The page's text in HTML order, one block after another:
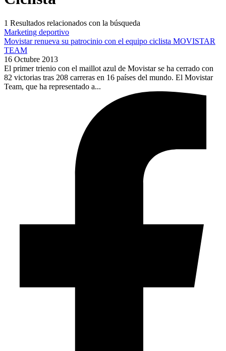
1 Resultados relacionados con la búsqueda
Marketing deportivo
Movistar renueva su patrocinio con el equipo ciclista MOVISTAR
TEAM
16 Octubre 2013
El primer trienio con el maillot azul de Movistar se ha cerrado con
82 victorias tras 208 carreras en 16 países del mundo. El Movistar
Team, que ha representado a...